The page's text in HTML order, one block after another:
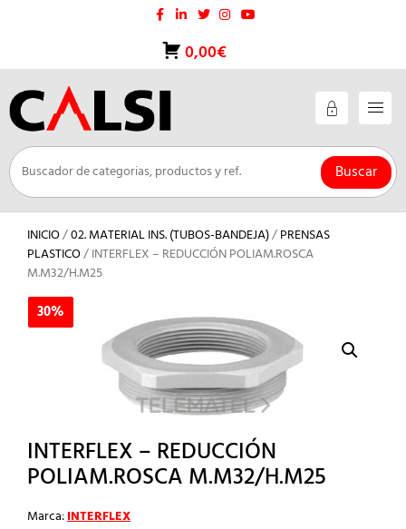
0,00€
Buscar
INICIO/02. MATERIAL INS. (TUBOS-BANDEJA)/PRENSAS
PLASTICO/ INTERFLEX – REDUCCIÓN POLIAM.ROSCA
M.M32/H.M25
30%
INTERFLEX – REDUCCIÓN
POLIAM.ROSCA M.M32/H.M25
Marca:INTERFLEX
30%